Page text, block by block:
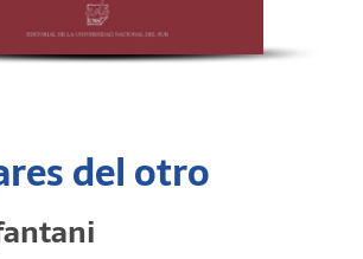
del otro